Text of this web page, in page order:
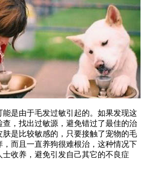
是由于毛发过敏引起的。如果发现这
，找出过敏源，避免错过了最佳的治
是比较敏感的，只要接触了宠物的毛
，而且一直养狗很难根治，这种情况下
收养，避免引发自己其它的不良症